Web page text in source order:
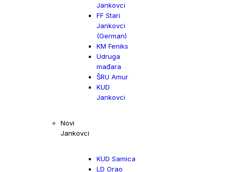
Jankovci
FF Stari
Jankovci
(German)
KM Feniks
Udruga
mađara
ŠRU Amur
KUD
Jankovci
Novi
Jankovci
KUD Samica
LD Orao